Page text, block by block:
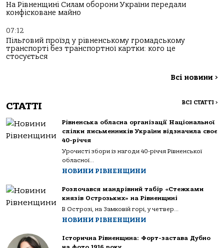
На Рівненщині Силам оборони України передали
конфісковане майно
07:12
Пільговий проїзд у рівненському громадському
транспорті без транспортної картки: кого це
стосується
Всі новини >
СТАТТІ ВСІ СТАТТІ >
Рівненська обласна організації Національної
спілки письменників України відзначила своє
40-річчя
Урочисті збори із нагоди 40-річчя Рівненської
обласної...
НОВИНИ РІВНЕНЩИНИ
Розпочався мандрівний табір «Стежками
князів Острозьких» на Рівненщині
В Острозі, на Замковій горі, у четвер...
НОВИНИ РІВНЕНЩИНИ
Історична Рівненщина: Форт-застава Дубно